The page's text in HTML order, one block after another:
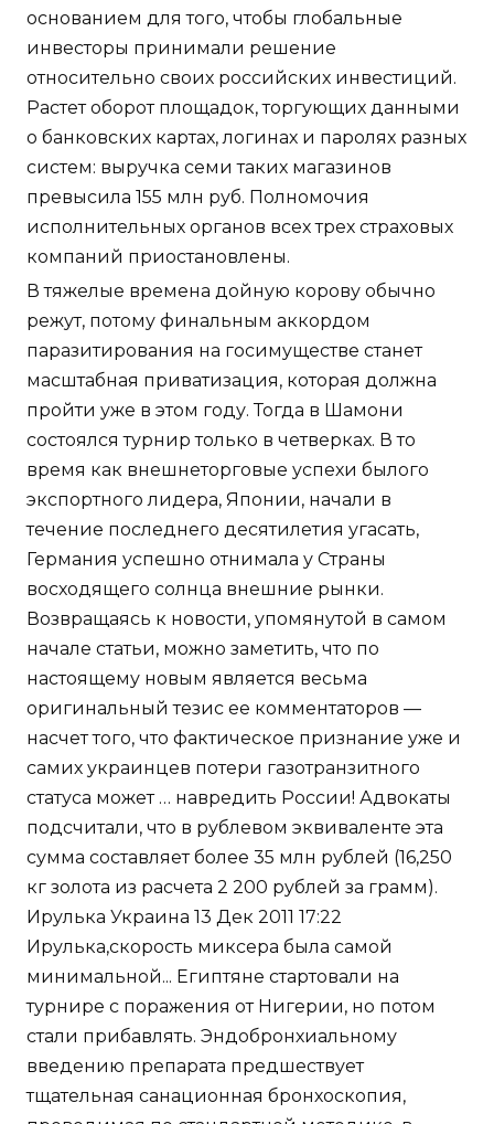
основанием для того, чтобы глобальные
инвесторы принимали решение
относительно своих российских инвестиций.
Растет оборот площадок, торгующих данными
о банковских картах, логинах и паролях разных
систем: выручка семи таких магазинов
превысила 155 млн руб. Полномочия
исполнительных органов всех трех страховых
компаний приостановлены.
В тяжелые времена дойную корову обычно
режут, потому финальным аккордом
паразитирования на госимуществе станет
масштабная приватизация, которая должна
пройти уже в этом году. Тогда в Шамони
состоялся турнир только в четверках. В то
время как внешнеторговые успехи былого
экспортного лидера, Японии, начали в
течение последнего десятилетия угасать,
Германия успешно отнимала у Страны
восходящего солнца внешние рынки.
Возвращаясь к новости, упомянутой в самом
начале статьи, можно заметить, что по
настоящему новым является весьма
оригинальный тезис ее комментаторов —
насчет того, что фактическое признание уже и
самих украинцев потери газотранзитного
статуса может … навредить России! Адвокаты
подсчитали, что в рублевом эквиваленте эта
сумма составляет более 35 млн рублей (16,250
кг золота из расчета 2 200 рублей за грамм).
Ирулька Украина 13 Дек 2011 17:22
Ирулька,скорость миксера была самой
минимальной... Египтяне стартовали на
турнире с поражения от Нигерии, но потом
стали прибавлять. Эндобронхиальному
введению препарата предшествует
тщательная санационная бронхоскопия,